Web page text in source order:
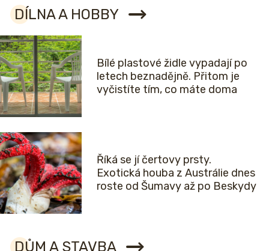
DÍLNA A HOBBY
Bílé plastové židle vypadají po
letech beznadějně. Přitom je
vyčistíte tím, co máte doma
Říká se jí čertovy prsty.
Exotická houba z Austrálie dnes
roste od Šumavy až po Beskydy
DŮM A STAVBA